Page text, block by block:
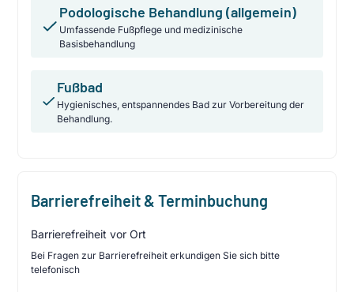
Podologische Behandlung (allgemein)
Umfassende Fußpflege und medizinische
Basisbehandlung
Fußbad
Hygienisches, entspannendes Bad zur Vorbereitung der
Behandlung.
Barrierefreiheit & Terminbuchung
Barrierefreiheit vor Ort
Bei Fragen zur Barrierefreiheit erkundigen Sie sich bitte
telefonisch